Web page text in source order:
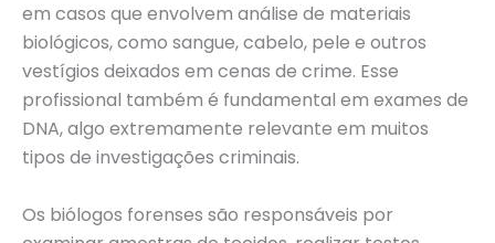
em casos que envolvem análise de materiais
biológicos, como sangue, cabelo, pele e outros
vestígios deixados em cenas de crime. Esse
profissional também é fundamental em exames de
DNA, algo extremamente relevante em muitos
tipos de investigações criminais.
Os biólogos forenses são responsáveis por